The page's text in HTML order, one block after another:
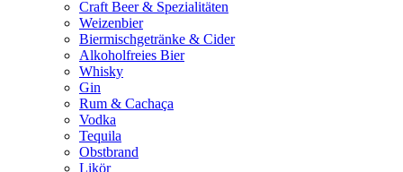
Craft Beer & Spezialitäten
Weizenbier
Biermischgetränke & Cider
Alkoholfreies Bier
Whisky
Gin
Rum & Cachaça
Vodka
Tequila
Obstbrand
Likör